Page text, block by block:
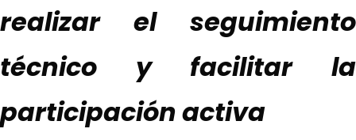
realizar el seguimiento
técnico y facilitar la
participación activa